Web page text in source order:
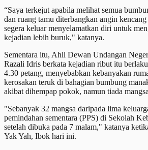
“Saya terkejut apabila melihat semua
dan ruang tamu diterbangkan angin
segera keluar menyelamatkan diri untuk
kejadian lebih buruk," katanya.
Sementara itu, Ahli Dewan Undangan
Razali Idris berkata kejadian ribut itu
4.30 petang, menyebabkan kebanyakan
kerosakan teruk di bahagian bumbung
akibat dihempap pokok, namun tiada
"Sebanyak 32 mangsa daripada lima
pemindahan sementara (PPS) di Sekolah
setelah dibuka pada 7 malam," katanya
Yak Yah, Ibok hari ini.